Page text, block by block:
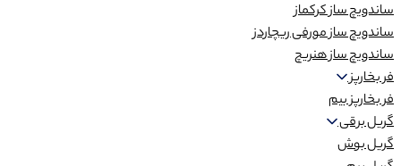
ساندویچ ساز کرکماز
ساندویچ ساز مورفی ریچاردز
ساندویچ ساز هنریچ
فر بخارپز
فر بخارپز بیم
گریل برقی
گریل بوش